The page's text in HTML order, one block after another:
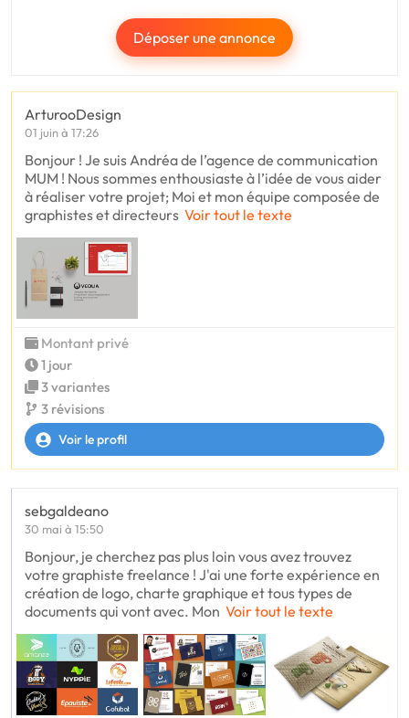
Déposer une annonce
ArturooDesign
01 juin à 17:26
Bonjour ! Je suis Andréa de l’agence de communication
MUM ! Nous sommes enthousiaste à l’idée de vous aider
à réaliser votre projet; Moi et mon équipe composée de
graphistes et directeurs Voir tout le texte
Montant privé
1 jour
3 variantes
3 révisions
Voir le profil
sebgaldeano
30 mai à 15:50
Bonjour, je cherchez pas plus loin vous avez trouvez
votre graphiste freelance ! J'ai une forte expérience en
création de logo, charte graphique et tous types de
documents qui vont avec. Mon Voir tout le texte